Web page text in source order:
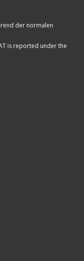
der normalen
is reported under the